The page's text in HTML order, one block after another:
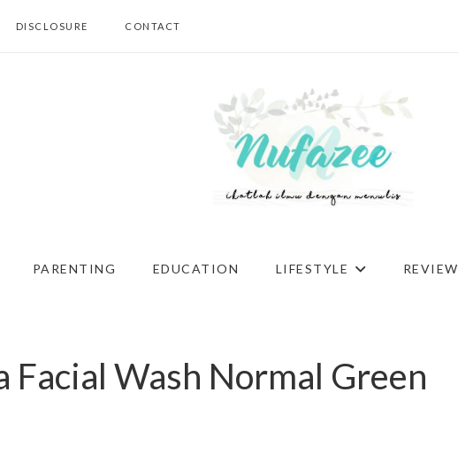
DISCLOSURE CONTACT
PARENTING EDUCATION LIFESTYLE REVIEW
Facial Wash Normal Green